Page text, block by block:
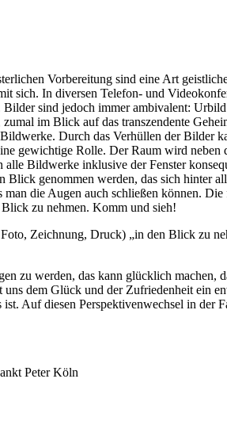
Vorbereitung sind eine Art
In diversen Telefon- und
sind jedoch immer ambivalent:
im Blick auf das transzendente
Durch das Verhüllen der Bilder
gewichtige Rolle. Der Raum wird neben
Bildwerke inklusive der Fenster
genommen werden, das sich hinter
die Augen auch schließen können.
zu nehmen. Komm und sieh!
Zeichnung, Druck) „in den Blick zu
zu werden, das kann glücklich
dem Glück und der Zufriedenheit ein
Auf diesen Perspektivenwechsel in der
Peter Köln